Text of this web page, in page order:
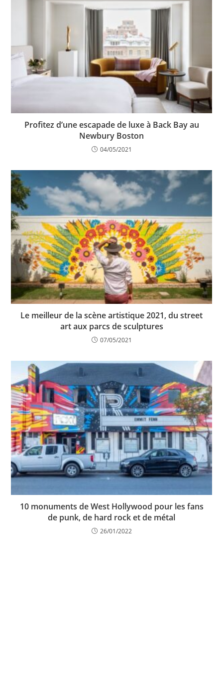
Profitez d’une escapade de luxe à Back Bay au
Newbury Boston
04/05/2021
Le meilleur de la scène artistique 2021, du street
art aux parcs de sculptures
07/05/2021
10 monuments de West Hollywood pour les fans
de punk, de hard rock et de métal
26/01/2022